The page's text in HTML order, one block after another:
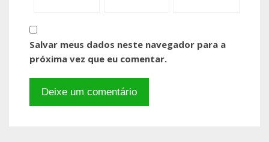
Salvar meus dados neste navegador para a
próxima vez que eu comentar.